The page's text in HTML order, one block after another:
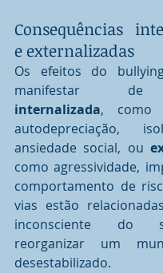
Consequências
e externalizadas
Os efeitos do
internalizada, como
autodepreciação,
ansiedade social, ou
como agressividade,
comportamento de
vias estão
inconsciente do
reorganizar um
desestabilizado.